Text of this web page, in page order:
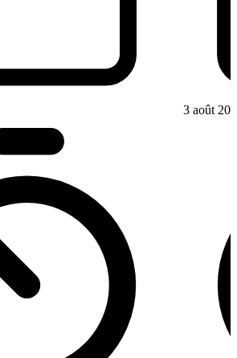
3 août